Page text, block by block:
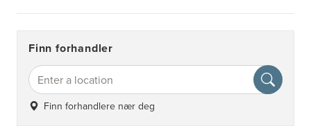
Finn forhandler
Finn forhandlere nær deg